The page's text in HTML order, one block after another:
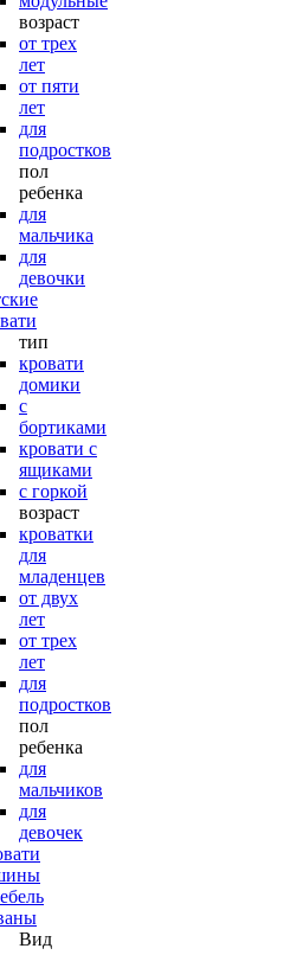
возраст
от трех
лет
от пяти
лет
для
подростков
пол
ребенка
для
мальчика
для
девочки
тип
кровати
домики
с
бортиками
кровати с
ящиками
с горкой
возраст
кроватки
для
младенцев
от двух
лет
от трех
лет
для
подростков
пол
ребенка
для
мальчиков
для
девочек
Вид